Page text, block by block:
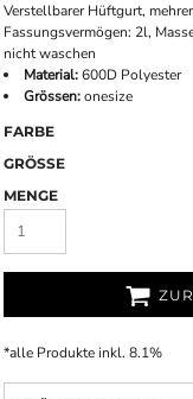
Verstellbarer Hüftgurt,
Fassungsvermögen: 2l,
nicht waschen
Material:600D Polyester
Grössen:onesize
FARBE
GRÖSSE
MENGE
*alle Produkte inkl. 8.1%